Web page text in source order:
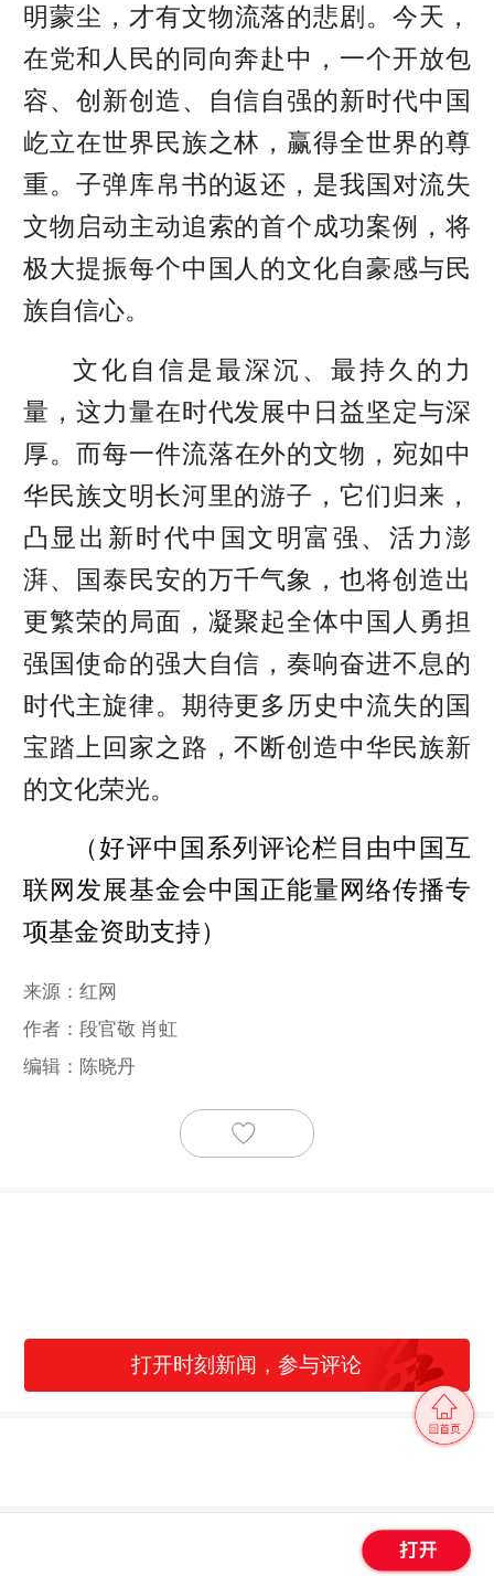
明蒙尘 ，才有文物流落的悲剧。今天，
在党和人民的同向奔赴中，一个开放包
容、创新创造、自信自强的新时代中国
屹立在世界民族之林，赢得全世界的尊
重。子弹库帛书的返还，是我国对流失
文物启动主动追索的首个成功案例，将
极大提振每个中国人的文化自豪感与民
族自信心。
文化自信是最深沉、最持久的力
量，这力量在时代发展中日益坚定与深
厚。而每一件流落在外的文物，宛如中
华民族文明长河里的游子，它们归来，
凸显出新时代中国文明富强、活力澎
湃、国泰民安的万千气象，也将创造出
更繁荣的局面， 凝聚起全体中国人勇担
强国使命的强大自信，奏响奋进不息的
时代主旋律。期待更多历史中流失的国
宝踏上回家之路，不断创造中华民族新
的文化荣光。
（好评中国系列评论栏目由中国互
联网发展基金会中国正能量网络传播专
项基金资助支持）
来源：红网
作者：段官敬 肖虹
编辑：陈晓丹
打开时刻新闻，参与评论